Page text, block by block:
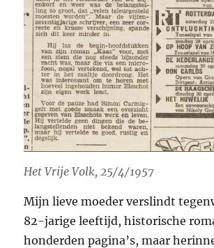
Het Vrije Volk, 25/4/1957
Mijn lieve moeder verslindt
82-jarige leeftijd, historische
honderden pagina’s, maar